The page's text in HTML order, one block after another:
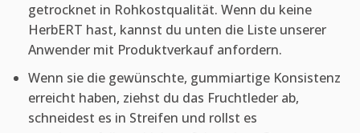
getrocknet in Rohkostqualität. Wenn du keine
HerbERT hast, kannst du unten die Liste unserer
Anwender mit Produktverkauf anfordern.
Wenn sie die gewünschte, gummiartige Konsistenz
erreicht haben, ziehst du das Fruchtleder ab,
schneidest es in Streifen und rollst es